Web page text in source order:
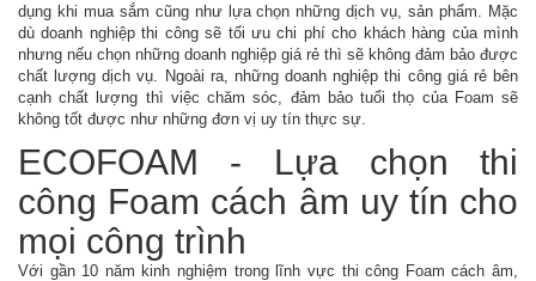
dụng khi mua sắm cũng như lựa chọn những dịch vụ, sản phẩm. Mặc
dù doanh nghiệp thi công sẽ tối ưu chi phí cho khách hàng của mình
nhưng nếu chọn những doanh nghiệp giá rẻ thì sẽ không đảm bảo được
chất lượng dịch vụ. Ngoài ra, những doanh nghiệp thi công giá rẻ bên
cạnh chất lượng thì việc chăm sóc, đảm bảo tuổi thọ của Foam sẽ
không tốt được như những đơn vị uy tín thực sự.
ECOFOAM - Lựa chọn thi
công Foam cách âm uy tín cho
mọi công trình
Với gần 10 năm kinh nghiệm trong lĩnh vực thi công Foam cách âm,